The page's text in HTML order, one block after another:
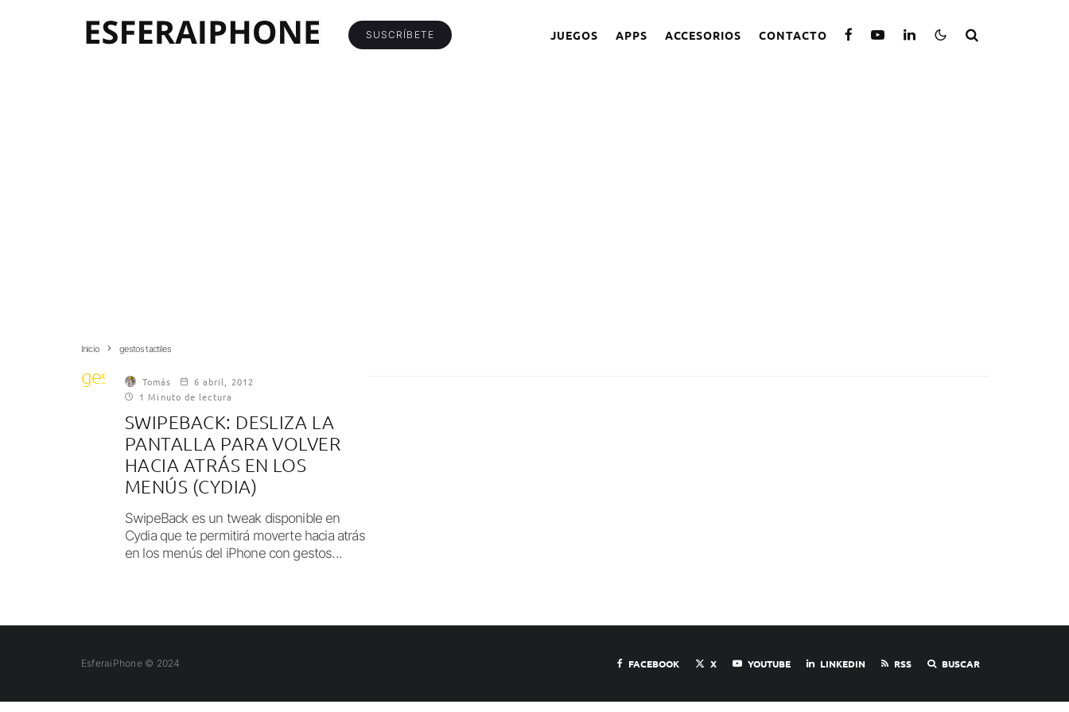
SUSCRÍBETE JUEGOS APPS ACCESORIOS CONTACTO
Inicio gestos tactiles
gestos tactiles
Tomás
6 abril, 2012
1 Minuto de lectura
SWIPEBACK: DESLIZA LA
PANTALLA PARA VOLVER
HACIA ATRÁS EN LOS
MENÚS (CYDIA)
SwipeBack es un tweak disponible en
Cydia que te permitirá moverte hacia atrás
en los menús del iPhone con gestos...
EsferaiPhone © 2024 FACEBOOK X YOUTUBE LINKEDIN RSS BUSCAR